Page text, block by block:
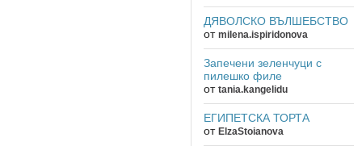
ДЯВОЛСКО ВЪЛШЕБСТВО
от milena.ispiridonova
Запечени зеленчуци с
пилешко филе
от tania.kangelidu
ЕГИПЕТСКА ТОРТА
от ElzaStoianova